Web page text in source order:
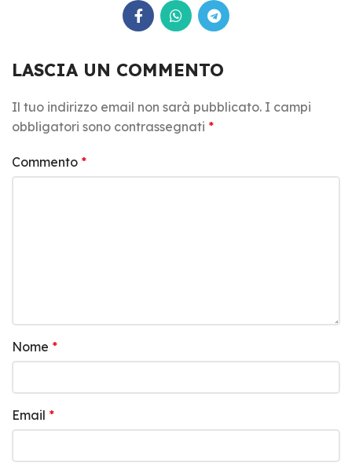
LASCIA UN COMMENTO
Il tuo indirizzo email non sarà pubblicato. I campi
obbligatori sono contrassegnati *
Commento *
Nome *
Email *